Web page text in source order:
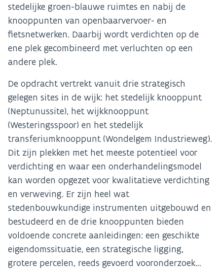
stedelijke groen-blauwe ruimtes en nabij de
knooppunten van openbaarvervoer- en
fietsnetwerken. Daarbij wordt verdichten op de
ene plek gecombineerd met verluchten op een
andere plek.
De opdracht vertrekt vanuit drie strategisch
gelegen sites in de wijk: het stedelijk knooppunt
(Neptunussite), het wijkknooppunt
(Westeringsspoor) en het stedelijk
transferiumknooppunt (Wondelgem Industrieweg).
Dit zijn plekken met het meeste potentieel voor
verdichting en waar een onderhandelingsmodel
kan worden opgezet voor kwalitatieve verdichting
en verweving. Er zijn heel wat
stedenbouwkundige instrumenten uitgebouwd en
bestudeerd en de drie knooppunten bieden
voldoende concrete aanleidingen: een geschikte
eigendomssituatie, een strategische ligging,
grotere percelen, reeds gevoerd vooronderzoek…